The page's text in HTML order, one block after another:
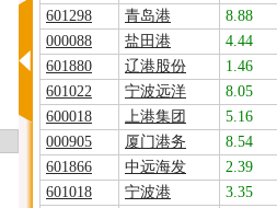
601298
青岛港 8.88
000088
盐田港 4.44
601880
辽港股份 1.46
601022
宁波远洋 8.05
600018
上港集团 5.16
000905
厦门港务 8.54
601866
中远海发 2.39
601018
宁波港 3.35